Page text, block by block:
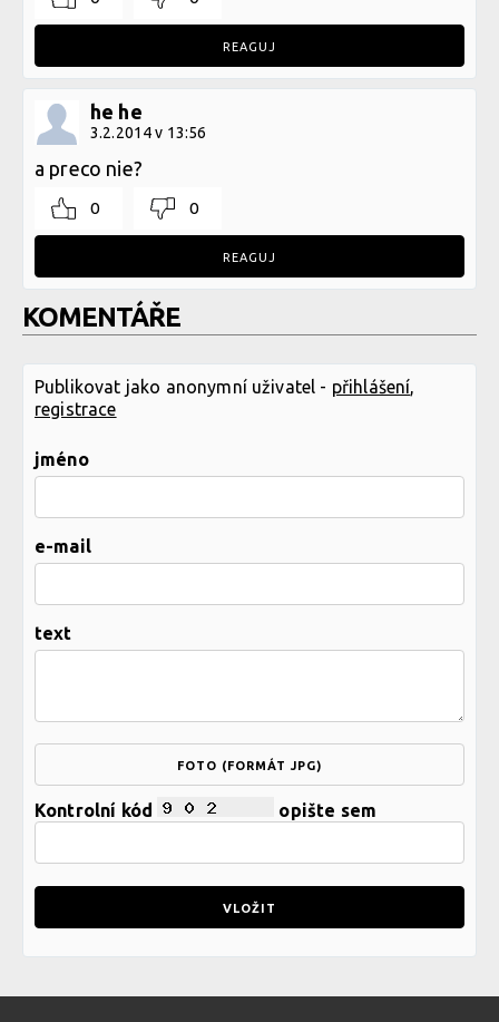
REAGUJ
he he
3.2.2014 v 13:56
a preco nie?
0 0
REAGUJ
KOMENTÁŘE
Publikovat jako anonymní uživatel - přihlášení,
registrace
jméno
e-mail
text
FOTO (FORMÁT JPG)
Kontrolní kód opište sem